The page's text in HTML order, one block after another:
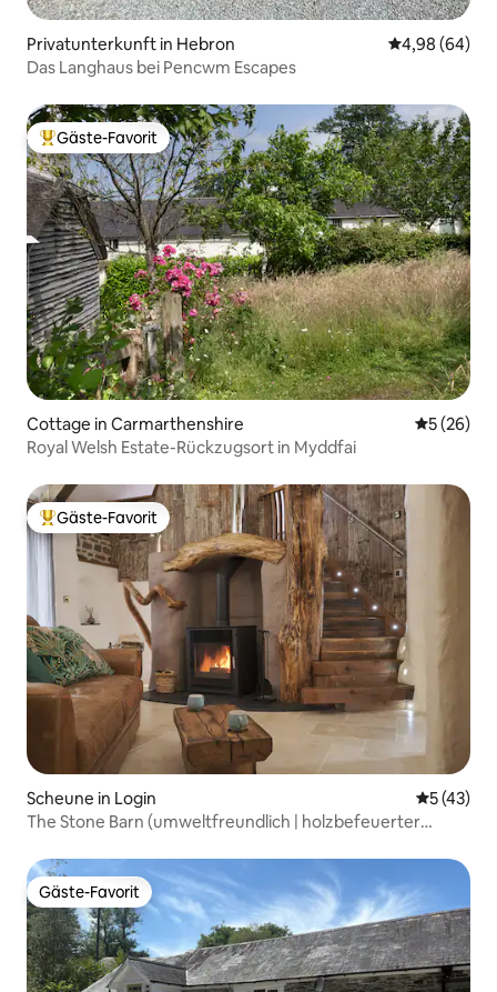
Privatunterkunft in Hebron
4,98 (64)
Das Langhaus bei Pencwm Escapes
Beliebter Gäste-Favorit.
Gäste-Favorit
Cottage in Carmarthenshire
5 (26)
Royal Welsh Estate-Rückzugsort in Myddfai
Beliebter Gäste-Favorit.
Gäste-Favorit
Scheune in Login
5 (43)
The Stone Barn (umweltfreundlich | holzbefeuerter
Gäste-Favorit
Gäste-Favorit